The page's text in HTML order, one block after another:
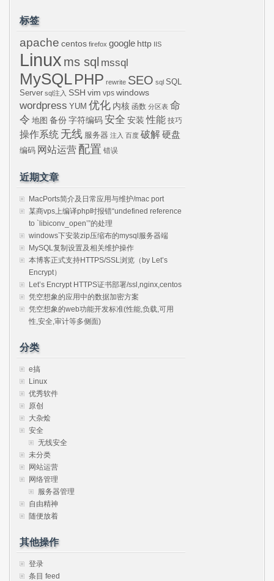
标签
apache centos firefox google http IIS
Linux ms sql mssql
MySQLPHP rewrite SEO sql SQL
Server sql注入 SSH vim vps windows
wordpress YUM 优化 内核 函数 分区表 命
令 地图 备份 字符编码 安全 安装 性能 技巧
操作系统 无线 服务器 注入 百度 破解硬盘
编码 网站运营 配置 错误
近期文章
MacPorts简介及日常应用与维护/mac port
某商vps上编译php时报错“undefined reference
to `libiconv_open’”的处理
windows下安装zip压缩布的mysql服务器端
MySQL复制设置及相关维护操作
本博客正式支持HTTPS/SSL浏览（by Let’s
Encrypt）
Let’s Encrypt HTTPS证书部署/ssl,nginx,centos
凭空想象的应用中的数据加密方案
凭空想象的web功能开发标准(性能,负载,可用
性,安全,审计等多侧面)
分类
e搞
Linux
优秀软件
原创
大杂烩
安全
无线安全
未分类
网站运营
网络管理
服务器管理
自由精神
随便放着
其他操作
登录
条目 feed